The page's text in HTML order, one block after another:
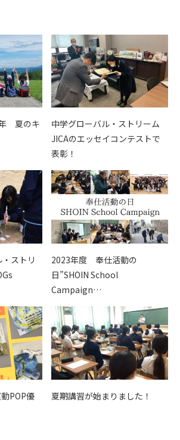
夏のキ
中学グローバル・ストリーム
JICAのエッセイコンテストで
表彰！
ストリ
2023年度 奉仕活動の
日”SHOIN School
Campaign…
POP優
夏期講習が始まりました！